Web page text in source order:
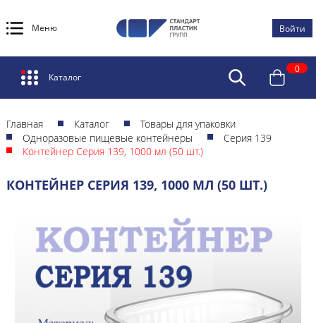
Меню Войти
Каталог
0
Главная Каталог
Товары для упаковки
Одноразовые пищевые контейнеры
Серия 139
Контейнер Серия 139, 1000 мл (50 шт.)
КОНТЕЙНЕР СЕРИЯ 139, 1000 МЛ (50 ШТ.)